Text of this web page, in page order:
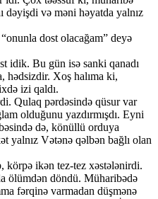
dəyişdi və məni həyatda yalnız
dost olacağam” deyə
idik. Bu gün isə sanki qanadı
hədsizdir. Xoş halıma ki,
izi qaldı.
Qulaq pərdəsində qüsur var
olduğunu yazdırmışdı. Eyni
də, könüllü orduya
yalnız Vətənə qəlbən bağlı olan
körpə ikən tez-tez xəstələnirdi.
ölümdən döndü. Müharibədə
fərqinə varmadan düşmənə